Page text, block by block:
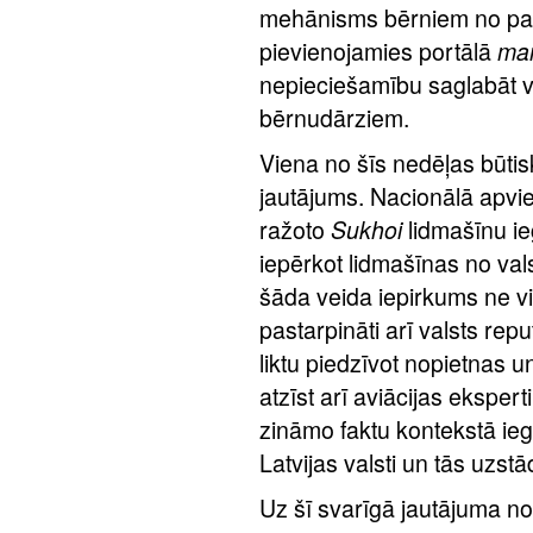
mehānisms bērniem no
pievienojamies portālā
nepieciešamību saglabāt
bērnudārziem.
Viena no šīs nedēļas
jautājums. Nacionālā
ražoto Sukhoilidmašīnu
iepērkot lidmašīnas no
šāda veida iepirkums ne
pastarpināti arī valsts
liktu piedzīvot nopietnas
atzīst arī aviācijas
zināmo faktu kontekstā
Latvijas valsti un tās
Uz šī svarīgā jautājuma